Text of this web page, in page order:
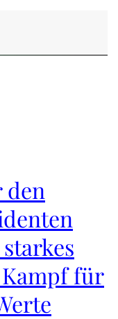
den
für